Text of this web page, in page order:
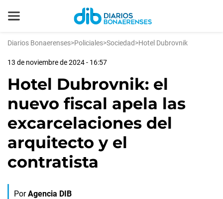
Diarios Bonaerenses>Policiales>Sociedad>Hotel Dubrovnik
13 de noviembre de 2024 - 16:57
Hotel Dubrovnik: el
nuevo fiscal apela las
excarcelaciones del
arquitecto y el
contratista
Por Agencia DIB